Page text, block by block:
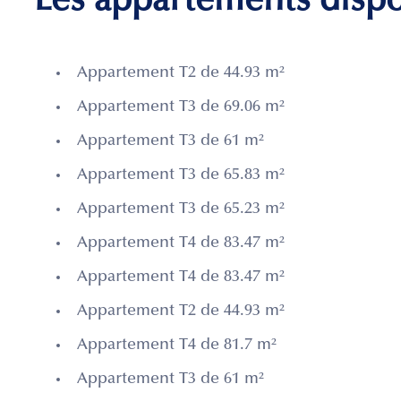
Appartement T2 de 44.93 m²
Appartement T3 de 69.06 m²
Appartement T3 de 61 m²
Appartement T3 de 65.83 m²
Appartement T3 de 65.23 m²
Appartement T4 de 83.47 m²
Appartement T4 de 83.47 m²
Appartement T2 de 44.93 m²
Appartement T4 de 81.7 m²
Appartement T3 de 61 m²